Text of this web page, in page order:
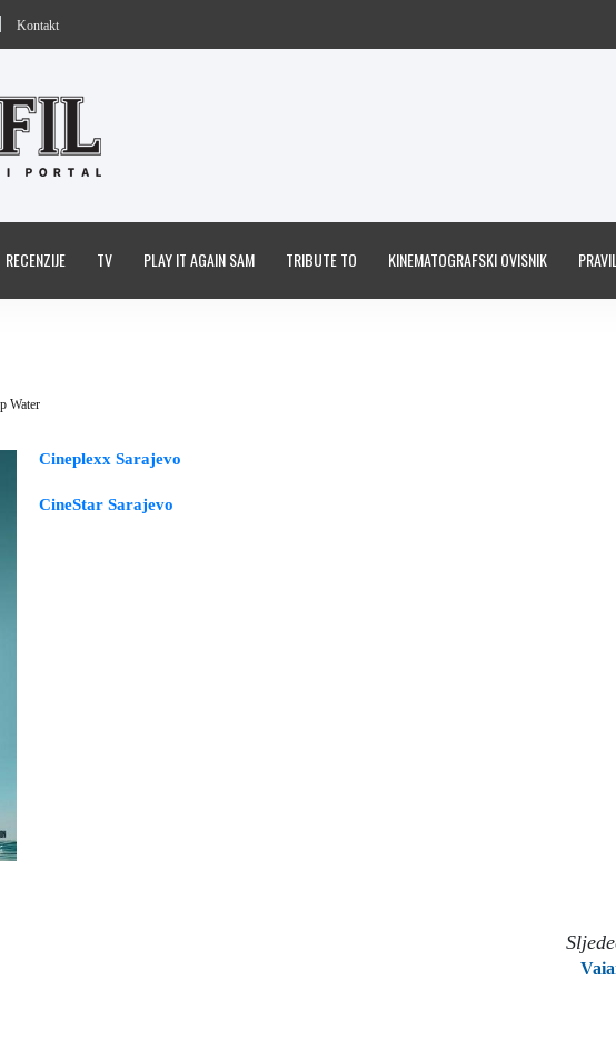
Kontakt
RECENZIJE TV PLAY IT AGAIN SAM TRIBUTE TO KINEMATOGRAFSKI OVISNIK
Water
Cineplexx Sarajevo
CineStar Sarajevo